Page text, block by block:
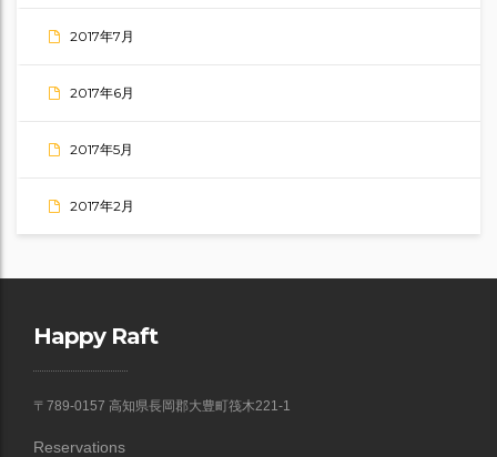
2017年7月
2017年6月
2017年5月
2017年2月
Happy Raft
〒789-0157 高知県長岡郡大豊町筏木221-1
Reservations